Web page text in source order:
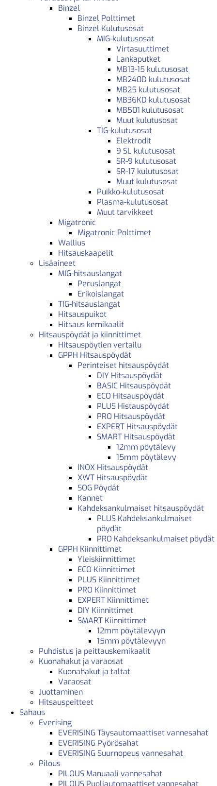
Binzel
Binzel Polttimet
Binzel Kulutusosat
MIG-kulutusosat
Virtasuuttimet
Lankaputket
MB13-15 kulutusosat
MB240D kulutusosat
MB25 kulutusosat
MB36KD kulutusosat
MB501 kulutusosat
Muut kulutusosat
TIG-kulutusosat
Elektrodit
9 SL kulutusosat
SR-9 kulutusosat
SR-17 kulutusosat
Muut kulutusosat
Puikko-kulutusosat
Plasma-kulutusosat
Muut tarvikkeet
Migatronic
Migatronic Polttimet
Wallius
Hitsauskaapelit
Lisäaineet
MIG-hitsauslangat
Peruslangat
Erikoislangat
TIG-hitsauslangat
Hitsauspuikot
Hitsaus kemikaalit
Hitsauspöydät ja kiinnittimet
Hitsauspöytien vertailu
GPPH Hitsauspöydät
Perinteiset hitsauspöydät
DIY Hitsauspöydät
BASIC Hitsauspöydät
ECO Hitsauspöydät
PLUS Histauspöydät
PRO Hitsauspöydät
EXPERT Hitsauspöydät
SMART Hitsauspöydät
12mm pöytälevy
15mm pöytälevy
INOX Hitsauspöydät
XWT Hitsauspöydät
SOG Pöydät
Kannet
Kahdeksankulmaiset hitsauspöydät
PLUS Kahdeksankulmaiset
pöydät
PRO Kahdeksankulmaiset pöydät
GPPH Kiinnittimet
Yleiskiinnittimet
ECO Kiinnittimet
PLUS Kiinnittimet
PRO Kiinnittimet
EXPERT Kiinnittimet
DIY Kiinnittimet
SMART Kiinnittimet
12mm pöytälevyyn
15mm pöytälevyyn
Puhdistus ja peittauskemikaalit
Kuonahakut ja varaosat
Kuonahakut ja taltat
Varaosat
Juottaminen
Hitsauspeitteet
Sahaus
Everising
EVERISING Täysautomaattiset vannesahat
EVERISING Pyörösahat
EVERISING Suurnopeus vannesahat
Pilous
PILOUS Manuaali vannesahat
PILOUS Puoliautomaattiset vannesahat